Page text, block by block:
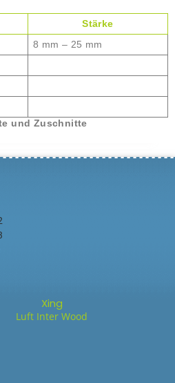
Stärke
8 mm – 25 mm
und Zuschnitte
Xing
Luft Inter Wood